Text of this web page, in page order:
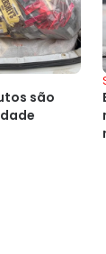
são